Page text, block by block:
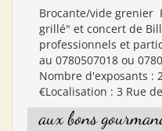
Brocante/vide grenier
grillé" et concert de
professionnels et
au 0780507018 ou
Nombre d'exposants :
€Localisation : 3 Rue
aux bons